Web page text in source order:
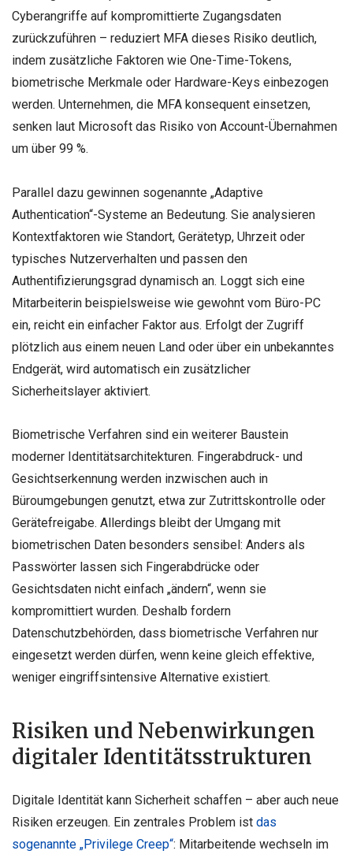
Cyberangriffe auf kompromittierte Zugangsdaten
zurückzuführen – reduziert MFA dieses Risiko deutlich,
indem zusätzliche Faktoren wie One-Time-Tokens,
biometrische Merkmale oder Hardware-Keys einbezogen
werden. Unternehmen, die MFA konsequent einsetzen,
senken laut Microsoft das Risiko von Account-Übernahmen
um über 99 %.
Parallel dazu gewinnen sogenannte „Adaptive
Authentication“-Systeme an Bedeutung. Sie analysieren
Kontextfaktoren wie Standort, Gerätetyp, Uhrzeit oder
typisches Nutzerverhalten und passen den
Authentifizierungsgrad dynamisch an. Loggt sich eine
Mitarbeiterin beispielsweise wie gewohnt vom Büro-PC
ein, reicht ein einfacher Faktor aus. Erfolgt der Zugriff
plötzlich aus einem neuen Land oder über ein unbekanntes
Endgerät, wird automatisch ein zusätzlicher
Sicherheitslayer aktiviert.
Biometrische Verfahren sind ein weiterer Baustein
moderner Identitätsarchitekturen. Fingerabdruck- und
Gesichtserkennung werden inzwischen auch in
Büroumgebungen genutzt, etwa zur Zutrittskontrolle oder
Gerätefreigabe. Allerdings bleibt der Umgang mit
biometrischen Daten besonders sensibel: Anders als
Passwörter lassen sich Fingerabdrücke oder
Gesichtsdaten nicht einfach „ändern“, wenn sie
kompromittiert wurden. Deshalb fordern
Datenschutzbehörden, dass biometrische Verfahren nur
eingesetzt werden dürfen, wenn keine gleich effektive,
weniger eingriffsintensive Alternative existiert.
Risiken und Nebenwirkungen
digitaler Identitätsstrukturen
Digitale Identität kann Sicherheit schaffen – aber auch neue
Risiken erzeugen. Ein zentrales Problem ist das
sogenannte „Privilege Creep“: Mitarbeitende wechseln im